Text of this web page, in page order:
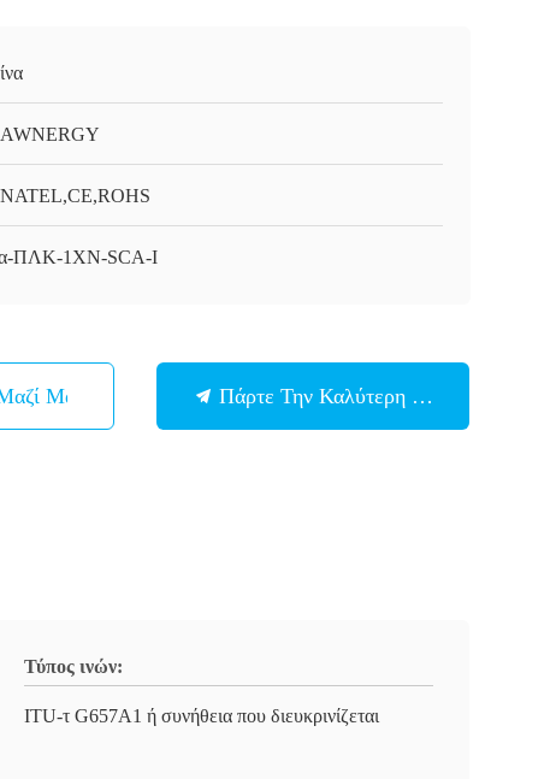
ΠΛΚ-1XN-SCA-I
Μας Πάρτε Την Καλύτερη Τιμή
Τύπος ινών:
ITU-τ G657A1 ή συνήθεια που διευκρινίζεται